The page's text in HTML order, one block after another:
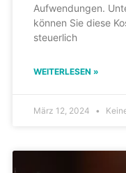
Aufwendungen.
können Sie diese
steuerlich
WEITERLESEN »
März 12, 2024